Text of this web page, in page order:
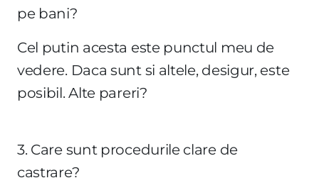
pe bani?
Cel putin acesta este punctul meu de
vedere. Daca sunt si altele, desigur, este
posibil. Alte pareri?
3. Care sunt procedurile clare de
castrare?